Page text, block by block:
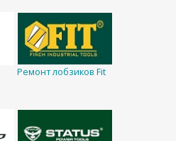
Ремонт лобзиков Fit